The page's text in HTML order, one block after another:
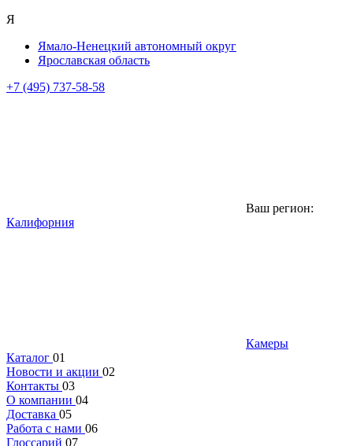
Я
Ямало-Ненецкий автономный округ
Ярославская область
+7 (495) 737-58-58
Ваш регион:
Калифорния
Камеры
Каталог 01
Новости и акции 02
Контакты 03
О компании 04
Доставка 05
Работа с нами 06
Глоссарий 07